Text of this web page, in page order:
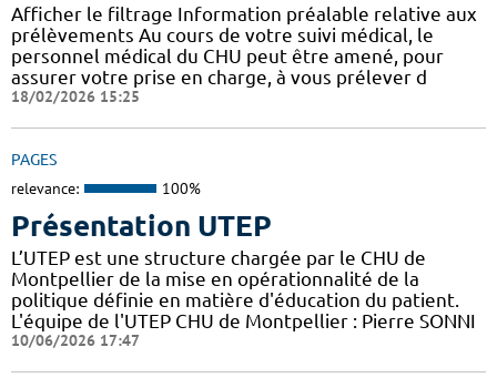
Afficher le filtrage Information préalable relative aux
prélèvements Au cours de votre suivi médical, le
personnel médical du CHU peut être amené, pour
assurer votre prise en charge, à vous prélever d
18/02/2026 15:25
PAGES
relevance: 100%
Présentation UTEP
L’UTEP est une structure chargée par le CHU de
Montpellier de la mise en opérationnalité de la
politique définie en matière d'éducation du patient.
L'équipe de l'UTEP CHU de Montpellier : Pierre SONNI
10/06/2026 17:47